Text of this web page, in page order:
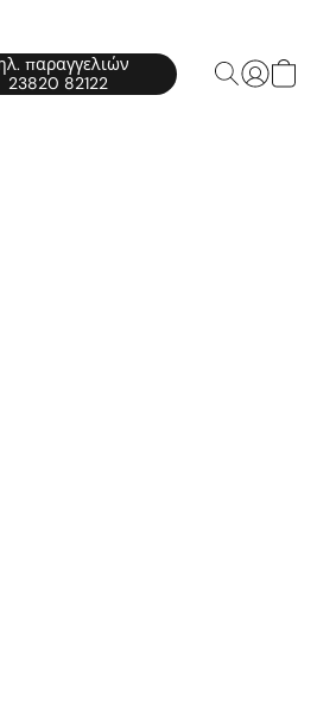
παραγγελιών
23820 82122